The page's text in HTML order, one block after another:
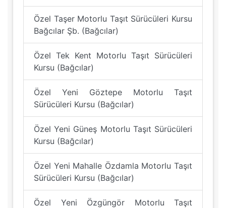
Özel Taşer Motorlu Taşıt Sürücüleri Kursu
Bağcılar Şb. (Bağcılar)
Özel Tek Kent Motorlu Taşıt Sürücüleri
Kursu (Bağcılar)
Özel Yeni Göztepe Motorlu Taşıt
Sürücüleri Kursu (Bağcılar)
Özel Yeni Güneş Motorlu Taşıt Sürücüleri
Kursu (Bağcılar)
Özel Yeni Mahalle Özdamla Motorlu Taşıt
Sürücüleri Kursu (Bağcılar)
Özel Yeni Özgüngör Motorlu Taşıt